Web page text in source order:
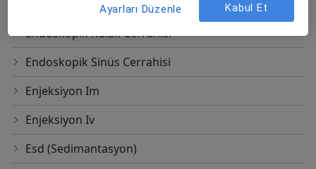
Elektron Işınlı Bilgisayarlı Tomografi
Endoskopik Kulak Cerrahisi
Endoskopik Sinüs Cerrahisi
Enjeksiyon Im
Enjeksiyon Iv
Esd (Sedimantasyon)
Ayarları Düzenle Kabul Et